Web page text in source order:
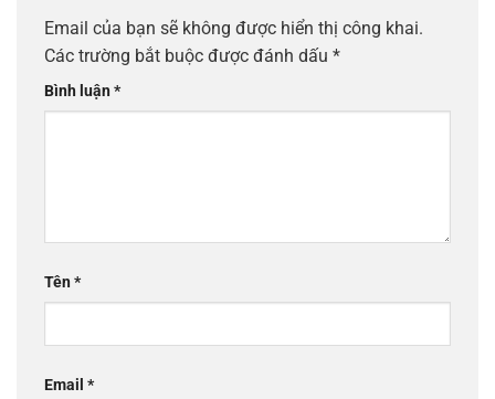
Email của bạn sẽ không được hiển thị công khai.
Các trường bắt buộc được đánh dấu *
Bình luận*
Tên*
Email *